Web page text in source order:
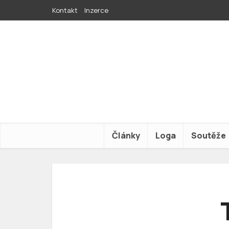
Kontakt Inzerce
Články Loga Soutěže